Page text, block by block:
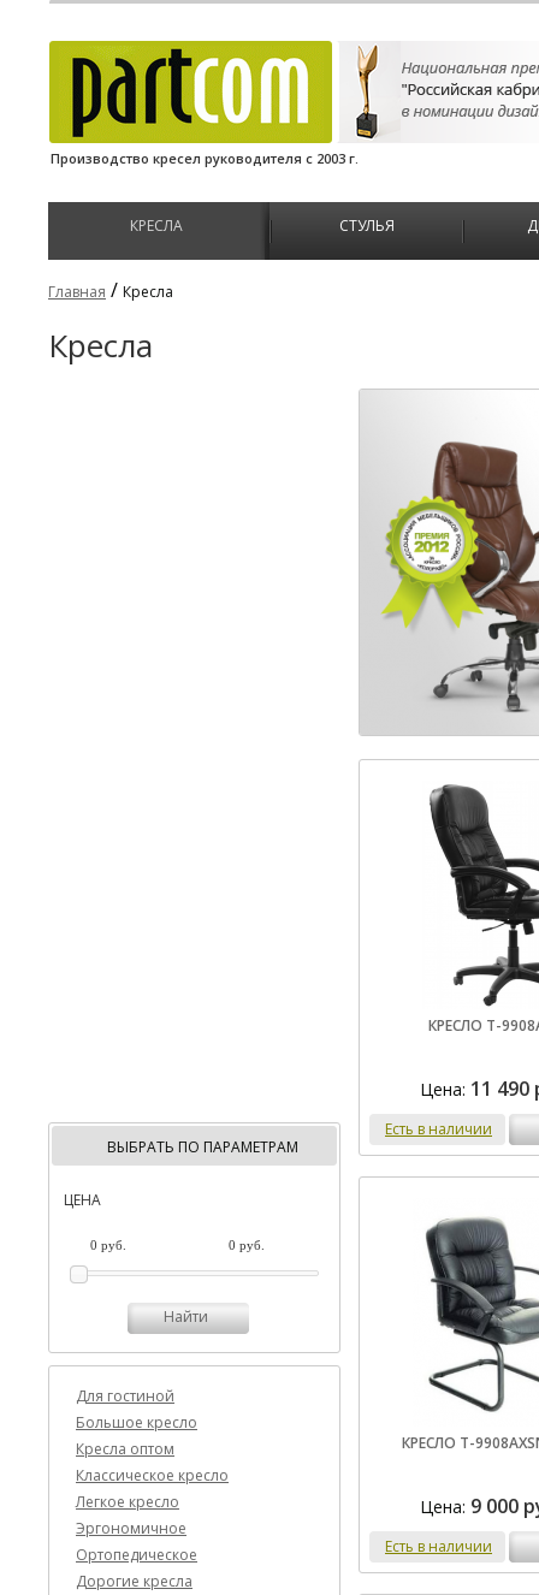
Производство кресел руководителя с 2003 г.
КРЕСЛА СТУЛЬЯ
Главная / Кресла
Кресла
ВЫБРАТЬ ПО ПАРАМЕТРАМ
ЦЕНА
Найти
Для гостиной
Большое кресло
Кресла оптом
Классическое кресло
Легкое кресло
Эргономичное
Ортопедическое
Дорогие кресла
КРЕСЛО T-
Цена: 11 490
Есть в наличии
КРЕСЛО T-
Цена: 9 000
Есть в наличии